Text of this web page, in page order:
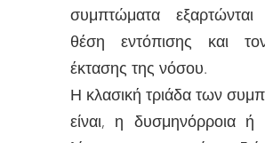
συμπτώματα
θέση εντόπισης και
έκτασης της νόσου.
Η κλασική τριάδα των
είναι, η δυσμηνόρροια